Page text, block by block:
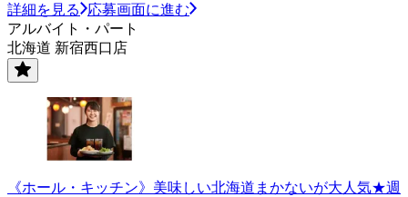
詳細を見る
応募画面に進む
アルバイト・パート
北海道 新宿西口店
《ホール・キッチン》美味しい北海道まかないが大人気★週